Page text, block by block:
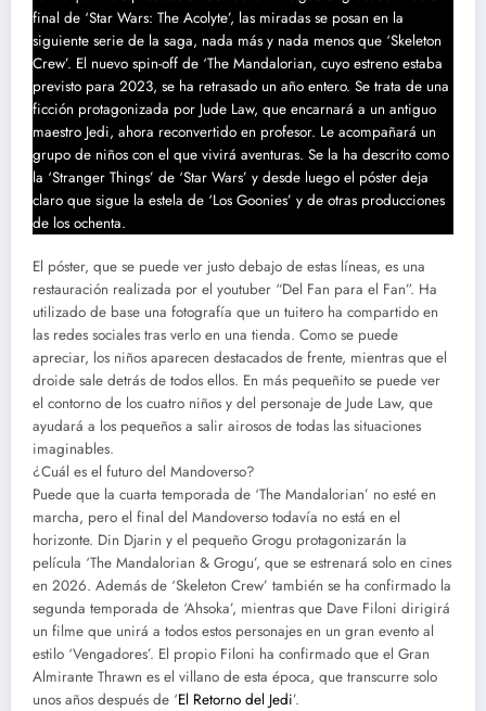
final de ‘Star Wars: The Acolyte’, las miradas se posan en la
siguiente serie de la saga, nada más y nada menos que ‘Skeleton
Crew’. El nuevo spin-off de ‘The Mandalorian, cuyo estreno estaba
previsto para 2023, se ha retrasado un año entero. Se trata de una
ficción protagonizada por Jude Law, que encarnará a un antiguo
maestro Jedi, ahora reconvertido en profesor. Le acompañará un
grupo de niños con el que vivirá aventuras. Se la ha descrito como
la ‘Stranger Things’ de ‘Star Wars’ y desde luego el póster deja
claro que sigue la estela de ‘Los Goonies’ y de otras producciones
de los ochenta.
El póster, que se puede ver justo debajo de estas líneas, es una
restauración realizada por el youtuber “Del Fan para el Fan”. Ha
utilizado de base una fotografía que un tuitero ha compartido en
las redes sociales tras verlo en una tienda. Como se puede
apreciar, los niños aparecen destacados de frente, mientras que el
droide sale detrás de todos ellos. En más pequeñito se puede ver
el contorno de los cuatro niños y del personaje de Jude Law, que
ayudará a los pequeños a salir airosos de todas las situaciones
imaginables.
¿Cuál es el futuro del Mandoverso?
Puede que la cuarta temporada de ‘The Mandalorian’ no esté en
marcha, pero el final del Mandoverso todavía no está en el
horizonte. Din Djarin y el pequeño Grogu protagonizarán la
película ‘The Mandalorian & Grogu’, que se estrenará solo en cines
en 2026. Además de ‘Skeleton Crew’ también se ha confirmado la
segunda temporada de ‘Ahsoka’, mientras que Dave Filoni dirigirá
un filme que unirá a todos estos personajes en un gran evento al
estilo ‘Vengadores’. El propio Filoni ha confirmado que el Gran
Almirante Thrawn es el villano de esta época, que transcurre solo
unos años después de ‘El Retorno del Jedi’.